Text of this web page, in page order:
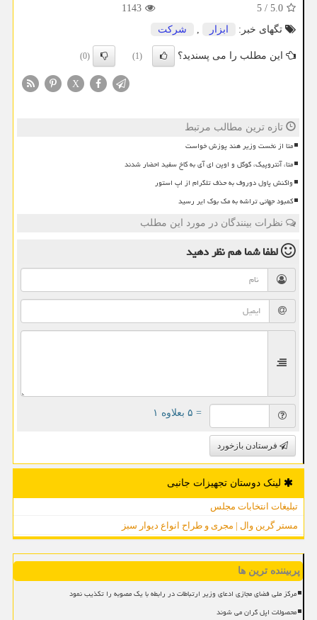
5.0
/
5
1143
تگهای خبر:
ابزار شركت
این مطلب را می پسندید؟ (1)
(0)
X
تازه ترین مطالب مرتبط
متا از نخست وزیر هند پوزش خواست
متا، آنتروپیک، گوگل و اوپن ای آی به کاخ سفید احضار شدند
واکنش پاول دوروف به حذف تلگرام از اپ استور
کمبود جهانی تراشه به مک بوک ایر رسید
نظرات بینندگان در مورد این مطلب
لطفا شما همنظر دهید
= ۵ بعلاوه ۱
فرستادن بازخورد
لینک دوستان تجهیزات جانبی
تبلیغات انتخابات مجلس
مستر گرین وال | مجری و طراح انواع دیوار سبز
پربیننده ترین ها
مرکز ملی فضای مجازی ادعای وزیر ارتباطات در رابطه با یک مصوبه را تکذیب نمود
محصولات اپل گران می شوند